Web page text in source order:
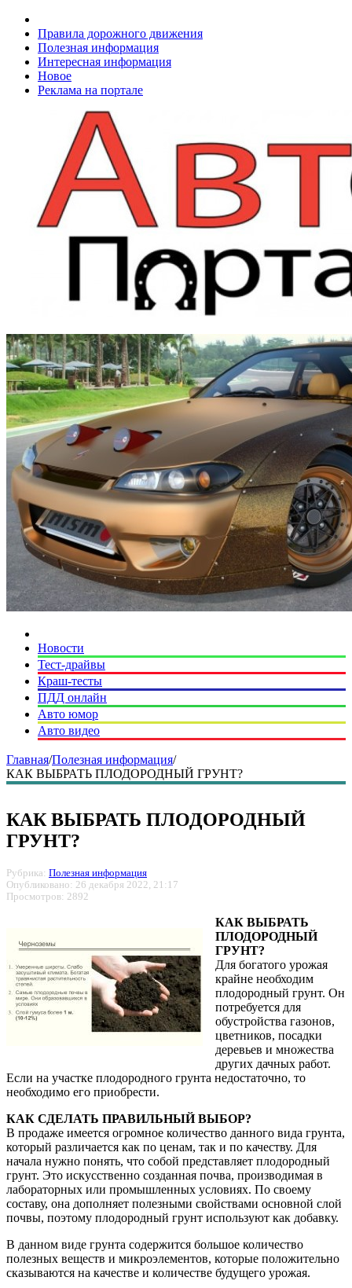
Правила дорожного движения
Полезная информация
Интересная информация
Новое
Реклама на портале
Новости
Тест-драйвы
Краш-тесты
ПДД онлайн
Авто юмор
Авто видео
Главная/Полезная информация/
КАК ВЫБРАТЬ ПЛОДОРОДНЫЙ ГРУНТ?
КАК ВЫБРАТЬ ПЛОДОРОДНЫЙ
ГРУНТ?
Рубрика: Полезная информация
Опубликовано: 26 декабря 2022, 21:17
Просмотров: 2892
КАК ВЫБРАТЬ
ПЛОДОРОДНЫЙ
ГРУНТ?
Для богатого урожая
крайне необходим
плодородный грунт. Он
потребуется для
обустройства газонов,
цветников, посадки
деревьев и множества
других дачных работ.
Если на участке плодородного грунта недостаточно, то
необходимо его приобрести.
КАК СДЕЛАТЬ ПРАВИЛЬНЫЙ ВЫБОР?
В продаже имеется огромное количество данного вида грунта,
который различается как по ценам, так и по качеству. Для
начала нужно понять, что собой представляет плодородный
грунт. Это искусственно созданная почва, производимая в
лабораторных или промышленных условиях. По своему
составу, она дополняет полезными свойствами основной слой
почвы, поэтому плодородный грунт используют как добавку.
В данном виде грунта содержится большое количество
полезных веществ и микроэлементов, которые положительно
сказываются на качестве и количестве будущего урожая.